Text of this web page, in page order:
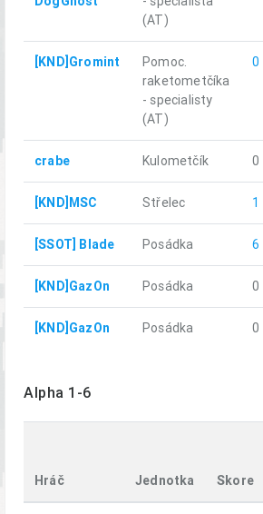
(AT)
[KND]Gromint
Pomoc.
raketometčíka
- specialisty
(AT)
0
crabe Kulometčík 0
[KND]MSC Střelec 1
[SSOT] Blade Posádka 6
[KND]GazOn Posádka 0
[KND]GazOn Posádka 0
Alpha 1-6
Hráč Jednotka Skore